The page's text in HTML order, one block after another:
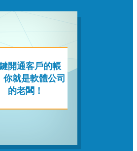
開通客戶的帳
你就是軟體公司
的老闆！